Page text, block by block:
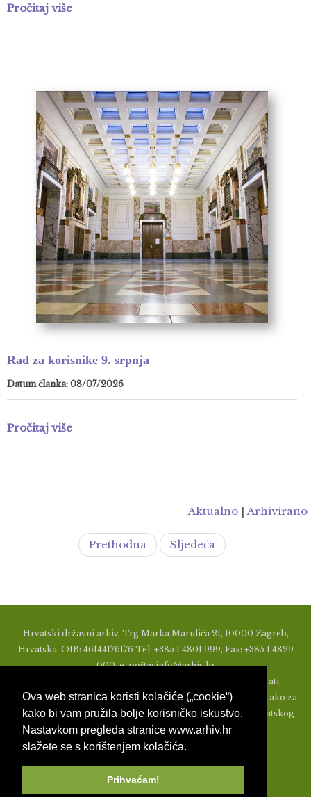
Ova web stranica koristi kolačiće („cookie“)
kako bi vam pružila bolje korisničko iskustvo.
Nastavkom pregleda stranice www.arhiv.hr
slažete se s korištenjem kolačića.
Prihvaćam!
Pročitaj više
Rad za korisnike 9. srpnja
Datum članka: 08/07/2026
Pročitaj više
Aktualno |Arhivirano
Prethodna Sljedeća
Hrvatski državni arhiv, Trg Marka Marulića 21, 10000 Zagreb,
Hrvatska. OIB: 46144176176 Tel: +385 1 4801 999, Fax: +385 1 4829
000, e-pošta: info@arhiv.hr
Zabranjeno je u bilo kojem obliku objavljivati, distribuirati,
mijenjati ili na ikoji način koristiti materijale s ovih stranica, ako za
to nije prethodno izdato pismeno odobrenje od strane Hrvatskog
državnog arhiva.